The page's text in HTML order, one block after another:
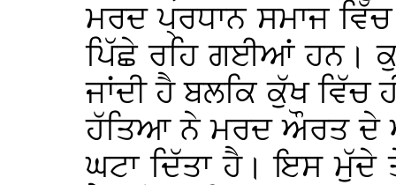
ਮਰਦ ਪ੍ਰਧਾਨ ਸਮਾਜ
ਪਿੱਛੇ ਰਹਿ ਗਈਆਂ ਹਨ।
ਜਾਂਦੀ ਹੈ ਬਲਕਿ ਕੁੱਖ ਵਿੱਚ
ਹੱਤਿਆ ਨੇ ਮਰਦ ਔਰਤ ਦੇ
ਘਟਾ ਦਿੱਤਾ ਹੈ। ਇਸ ਮੁੱਦੇ